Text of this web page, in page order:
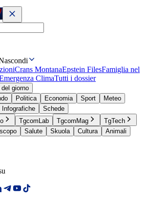
Crans MontanaEpstein FilesFamiglia nel
ClimaTutti i dossier
giorno
Politica Economia Sport
Meteo
Infografiche
Schede
TgcomLab TgcomMag
TgTech
Salute Skuola Cultura
Animali